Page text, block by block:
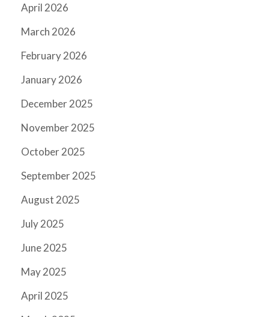
April 2026
March 2026
February 2026
January 2026
December 2025
November 2025
October 2025
September 2025
August 2025
July 2025
June 2025
May 2025
April 2025